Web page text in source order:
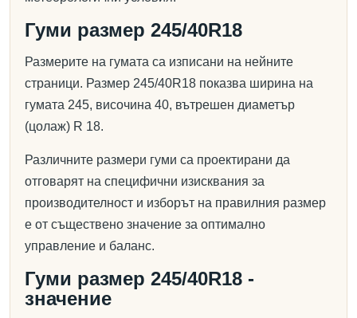
Гуми размер 245/40R18
Размерите на гумата са изписани на нейните
страници. Размер 245/40R18 показва ширина на
гумата 245, височина 40, вътрешен диаметър
(цолаж) R 18.
Различните размери гуми са проектирани да
отговарят на специфични изисквания за
производителност и изборът на правилния размер
е от съществено значение за оптимално
управление и баланс.
Гуми размер 245/40R18 -
значение